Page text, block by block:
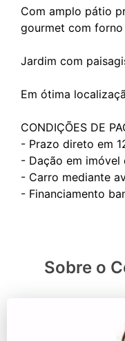
Com amplo pátio
gourmet com forno
Jardim com
Em ótima
CONDIÇÕES DE
- ⁠Prazo direto em
- Dação em imóvel
- ⁠Carro mediante
Sobre o